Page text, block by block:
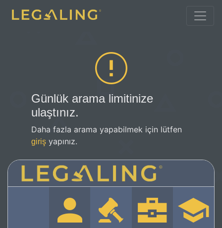
Günlük arama limitinize
ulaştınız.
Daha fazla arama yapabilmek için lütfen
giriş yapınız.